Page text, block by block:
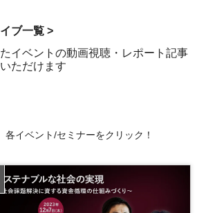
ブ一覧 >
イベントの動画視聴・レポート記事
ただけます
イベント/セミナーをクリック！